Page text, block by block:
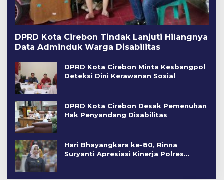
DPRD Kota Cirebon Tindak Lanjuti Hilangnya
Data Adminduk Warga Disabilitas
DPRD Kota Cirebon Minta Kesbangpol
Deteksi Dini Kerawanan Sosial
DPRD Kota Cirebon Desak Pemenuhan
Hak Penyandang Disabilitas
Hari Bhayangkara ke-80, Rinna
Suryanti Apresiasi Kinerja Polres